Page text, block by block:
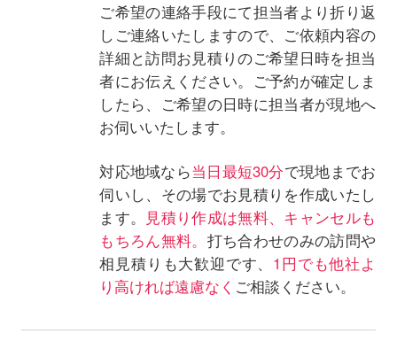
ご希望の連絡手段にて担当者より折り返
しご連絡いたしますので、ご依頼内容の
詳細と訪問お見積りのご希望日時を担当
者にお伝えください。ご予約が確定しま
したら、ご希望の日時に担当者が現地へ
お伺いいたします。
対応地域なら当日最短30分で現地までお
伺いし、その場でお見積りを作成いたし
ます。 見積り作成は無料、キャンセルも
もちろん無料。 打ち合わせのみの訪問や
相見積りも大歓迎です、 1円でも他社よ
り高ければ遠慮なく ご相談ください。